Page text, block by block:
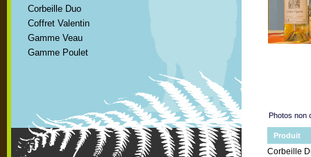
Corbeille Duo
Coffret Valentin
Gamme Veau
Gamme Poulet
Photos non
Produit
Corbeille